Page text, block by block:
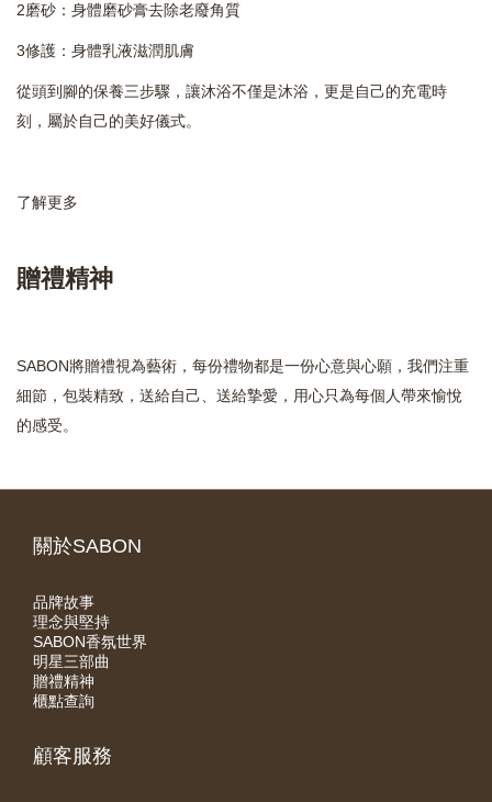
2磨砂：身體磨砂膏去除老廢角質
3修護：身體乳液滋潤肌膚
從頭到腳的保養三步驟，讓沐浴不僅是沐浴，更是自己的充電時
刻，屬於自己的美好儀式。
了解更多
贈禮精神
SABON將贈禮視為藝術，每份禮物都是一份心意與心願，我們注重
細節，包裝精致，送給自己、送給摯愛，用心只為每個人帶來愉悅
的感受。
關於SABON
品牌故事
理念與堅持
SABON香氛世界
明星三部曲
贈禮精神
櫃點查詢
顧客服務